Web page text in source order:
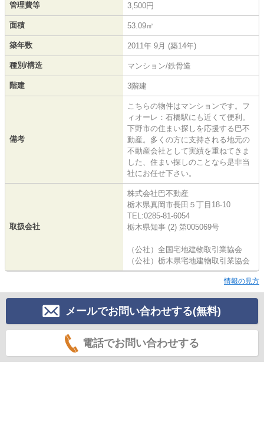
管理費等 3,500円
面積 53.09㎡
築年数 2011年 9月 (築14年)
種別/構造 マンション/鉄骨造
階建 3階建
備考
こちらの物件はマンションです。フ
ィオーレ：石橋駅にも近くて便利。
下野市の住まい探しを応援する巴不
動産。多くの方に支持される地元の
不動産会社として実績を重ねてきま
した、住まい探しのことなら是非当
社にお任せ下さい。
取扱会社
株式会社巴不動産
栃木県真岡市長田５丁目18-10
TEL:0285-81-6054
栃木県知事 (2) 第005069号
（公社）全国宅地建物取引業協会
（公社）栃木県宅地建物取引業協会
情報の見方
メールでお問い合わせする(無料)
電話でお問い合わせする